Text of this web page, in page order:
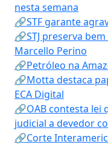
nesta semana
🔗STF garante
🔗STJ preserva
Marcello Perino
🔗Petróleo na
🔗Motta destaca
ECA Digital
🔗OAB contesta lei
judicial a devedor
🔗Corte